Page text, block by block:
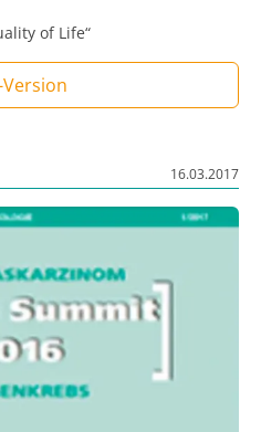
of Life“
16.03.2017